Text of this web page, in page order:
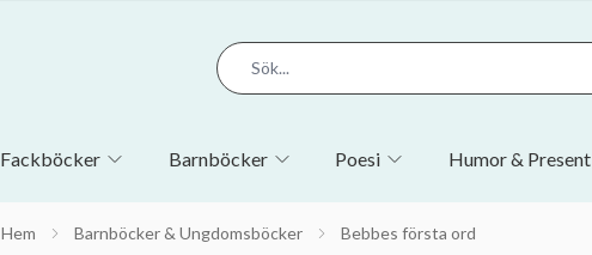
Fackböcker Barnböcker Poesi Humor & Present
Hem Barnböcker & Ungdomsböcker Bebbes första ord